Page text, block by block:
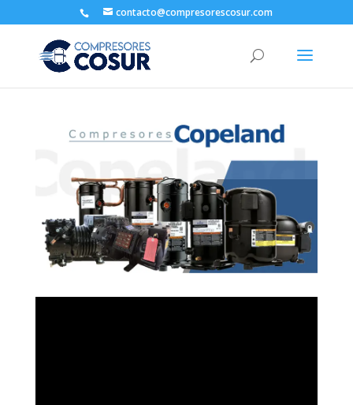
contacto@compresorescosur.com